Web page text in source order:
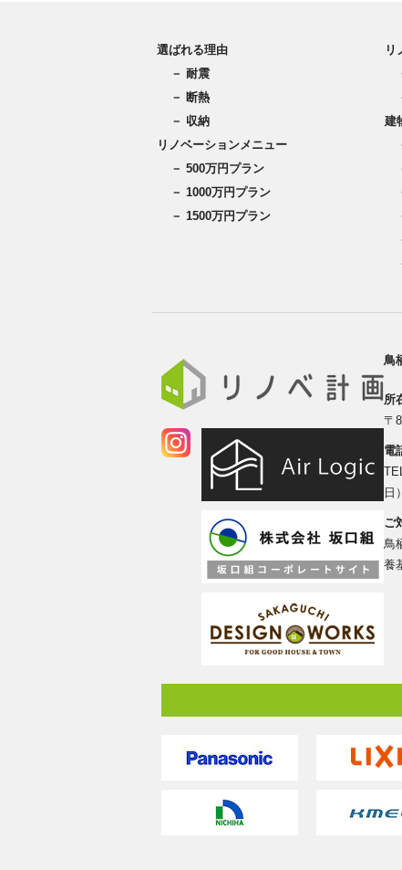
選ばれる理由
－ 耐震
－ 断熱
－ 収納
リノベーションメニュー
－ 500万円プラン
－ 1000万円プラン
－ 1500万円プラン
リ
建
鳥
所
〒
電
日）
ご
鳥
養